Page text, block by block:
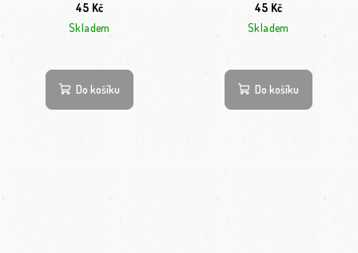
45 Kč
Skladem
Do košíku
45 Kč
Skladem
Do košíku